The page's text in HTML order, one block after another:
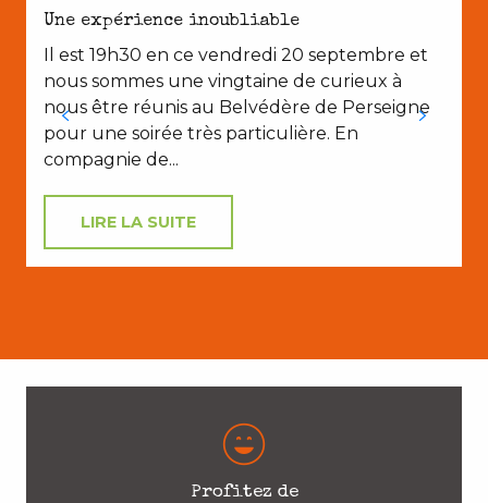
Une expérience inoubliable
Il est 19h30 en ce vendredi 20 septembre et
nous sommes une vingtaine de curieux à
nous être réunis au Belvédère de Perseigne
pour une soirée très particulière. En
compagnie de...
LIRE LA SUITE
Profitez de